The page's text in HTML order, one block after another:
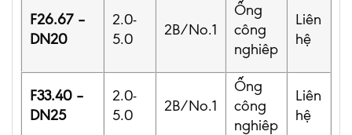
F26.67 –
DN20
2.0-
5.0
2B/No.1
Ống
công
nghiêp
Liên
hệ
F33.40 –
DN25
2.0-
5.0
2B/No.1
Ống
công
nghiêp
Liên
hệ